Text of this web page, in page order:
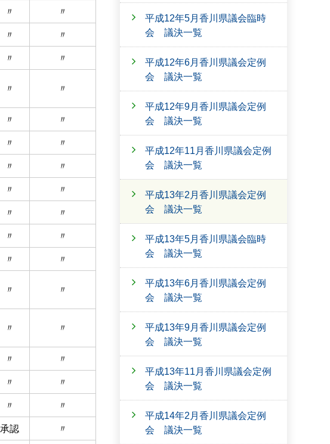
〃 〃
〃 〃
〃 〃
〃 〃
〃 〃
〃 〃
〃 〃
〃 〃
〃 〃
〃 〃
〃 〃
〃 〃
〃 〃
〃 〃
〃 〃
〃 〃
承認 〃
平成12年5月香川県議会臨時
会 議決一覧
平成12年6月香川県議会定例
会 議決一覧
平成12年9月香川県議会定例
会 議決一覧
平成12年11月香川県議会定例
会 議決一覧
平成13年2月香川県議会定例
会 議決一覧
平成13年5月香川県議会臨時
会 議決一覧
平成13年6月香川県議会定例
会 議決一覧
平成13年9月香川県議会定例
会 議決一覧
平成13年11月香川県議会定例
会 議決一覧
平成14年2月香川県議会定例
会 議決一覧